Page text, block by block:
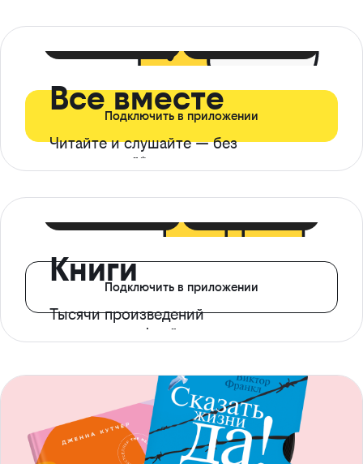
Все вместе
Читайте и слушайте — без
ограничений*
Подключить в приложении
Книги
Тысячи произведений
с доступом офлайн
Подключить в приложении